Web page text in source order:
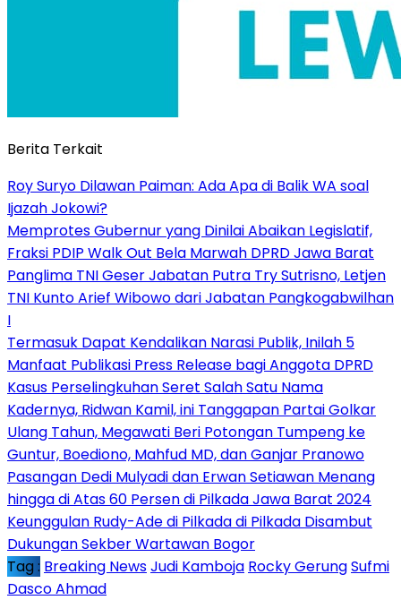
Berita Terkait
Roy Suryo Dilawan Paiman: Ada Apa di Balik WA soal
Ijazah Jokowi?
Memprotes Gubernur yang Dinilai Abaikan Legislatif,
Fraksi PDIP Walk Out Bela Marwah DPRD Jawa Barat
Panglima TNI Geser Jabatan Putra Try Sutrisno, Letjen
TNI Kunto Arief Wibowo dari Jabatan Pangkogabwilhan
I
Termasuk Dapat Kendalikan Narasi Publik, Inilah 5
Manfaat Publikasi Press Release bagi Anggota DPRD
Kasus Perselingkuhan Seret Salah Satu Nama
Kadernya, Ridwan Kamil, ini Tanggapan Partai Golkar
Ulang Tahun, Megawati Beri Potongan Tumpeng ke
Guntur, Boediono, Mahfud MD, dan Ganjar Pranowo
Pasangan Dedi Mulyadi dan Erwan Setiawan Menang
hingga di Atas 60 Persen di Pilkada Jawa Barat 2024
Keunggulan Rudy-Ade di Pilkada di Pilkada Disambut
Dukungan Sekber Wartawan Bogor
Tag : Breaking NewsJudi Kamboja Rocky GerungSufmi
Dasco Ahmad